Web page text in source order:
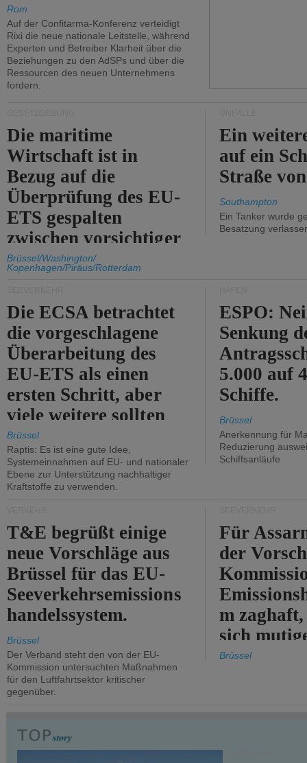
Rom
Auf der Confitarma-Konferenz verteidigt
Rixi die neue nationale Leitstelle, während
Experten und Betreiber Klarheit über die
Beziehungen zu den AdSPs und über die
Ressourcen des neuen Unternehmens
fordern.
Die maritime
Wirtschaft ist in
Bezug auf die
Überprüfung des EU-
ETS gespalten
zwischen vorsichtiger
Unterstützung und
Kritik.
Brüssel/Washington/
Kopenhagen/Piräus/Rotterdam
Ein
auf ein
Straße
Southampton
Ein Tanker wurde
Besatzung
Die ECSA betrachtet
die vorgeschlagene
Überarbeitung des
EU-ETS als einen
ersten Schritt, aber
viele weitere sollten
folgen.
Brüssel
Raptis: Es ist eine gute Idee,
Systemeinnahmen auf EU- und nationaler
Ebene zur Unterstützung nachhaltiger
Kraftstoffe zu verwenden.
ESPO:
Senkung
5.000 auf
Schiffe.
Brüssel
Anerkennung für
Reduzierung
Schiffsanläufe
T&E begrüßt einige
neue Vorschläge aus
Brüssel für das EU-
Seeverkehrsemissions
handelssystem.
Brüssel
Der Verband steht den von der EU-
Kommission untersuchten Maßnahmen
für den Luftfahrtsektor kritischer
gegenüber.
Für
der
m
sich
Brüssel